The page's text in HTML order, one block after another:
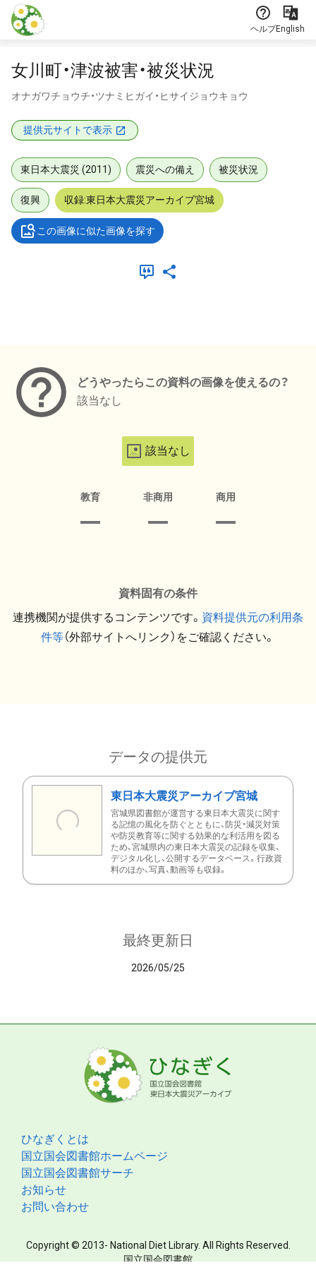
本文に飛ぶ
ヘルプEnglish
女川町・津波被害・被災状況
オナガワチョウチ・ツナミヒガイ・ヒサイジョウキョウ
提供元サイトで表示
東日本大震災 (2011) 震災への備え 被災状況
復興 収録:東日本大震災アーカイブ宮城
この画像に似た画像を探す
どうやったらこの資料の画像を使えるの？
該当なし
該当なし
教育 非商用 商用
資料固有の条件
連携機関が提供するコンテンツです。 資料提供元の利用条
件等（外部サイトへリンク）をご確認ください。
データの提供元
東日本大震災アーカイブ宮城
宮城県図書館が運営する東日本大震災に関す
る記憶の風化を防ぐとともに、防災・減災対策
や防災教育等に関する効果的な利活用を図る
ため、宮城県内の東日本大震災の記録を収集、
デジタル化し、公開するデータベース。行政資
料のほか、写真、動画等も収録。
最終更新日
2026/05/25
ひなぎくとは
国立国会図書館ホームページ
国立国会図書館サーチ
お知らせ
お問い合わせ
Copyright © 2013- National Diet Library. All Rights Reserved.